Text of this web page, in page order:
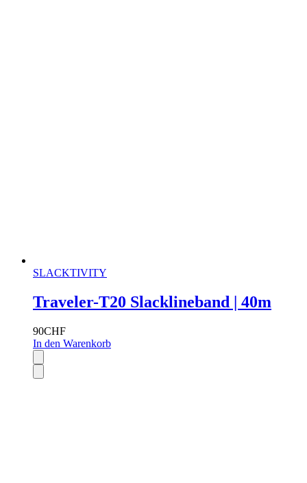
SLACKTIVITY
Traveler-T20 Slacklineband | 40m
90CHF
In den Warenkorb